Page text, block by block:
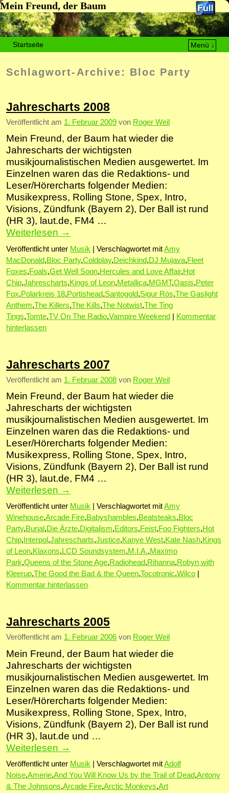
Mein Freund, der Baum
Startseite
Menü ↓
Schlagwort-Archive: Bloc Party
Jahrescharts 2008
Veröffentlicht am 1. Februar 2009 von Roger Weil
Mein Freund, der Baum hat wieder die
Jahrescharts der wichtigsten
musikjournalistischen Medien ausgewertet. Im
Einzelnen waren das die Redaktions- und
Leser/Hörercharts folgender Medien:
Musikexpress, Rolling Stone, Spex, Intro,
Visions, Zündfunk (Bayern 2), Der Ball ist rund
(HR 3), laut.de, FM4 …
Weiterlesen →
Veröffentlicht unter Musik Verschlagwortet mitAmy
MacDonald,Bloc Party,Coldplay,Deichkind,DJ Mujava,Fleet
Foxes,Foals,Get Well Soon,Hercules and Love Affair,Hot
Chip,Jahrescharts,Kings of Leon,Metallica,MGMT,Oasis,Peter
Fox,Polarkreis 18,Portishead,Santogold,Sigur Rós,The Gaslight
Anthem,The Killers,The Kills,The Notwist,The Ting
Tings,Tomte,TV On The Radio,Vampire Weekend
Kommentar
hinterlassen
Jahrescharts 2007
Veröffentlicht am 1. Februar 2008 von Roger Weil
Mein Freund, der Baum hat wieder die
Jahrescharts der wichtigsten
musikjournalistischen Medien ausgewertet. Im
Einzelnen waren das die Redaktions- und
Leser/Hörercharts folgender Medien:
Musikexpress, Rolling Stone, Spex, Intro,
Visions, Zündfunk (Bayern 2), Der Ball ist rund
(HR 3), laut.de, FM4 …
Weiterlesen →
Veröffentlicht unter Musik Verschlagwortet mitAmy
Winehouse,Arcade Fire,Babyshambles,Beatsteaks,Bloc
Party,Burial,Die Ärzte,Digitalism,Editors,Feist,Foo Fighters,Hot
Chip, Interpol ,Jahrescharts,Justice,Kanye West,Kate Nash,Kings
of Leon,Klaxons,LCD Soundsystem,M.I.A.,Maxïmo
Park,Queens of the Stone Age,Radiohead,Rihanna,Robyn with
Kleerup,The Good the Bad & the Queen,Tocotronic,Wilco
Kommentar hinterlassen
Jahrescharts 2005
Veröffentlicht am 1. Februar 2006 von Roger Weil
Mein Freund, der Baum hat wieder die
Jahrescharts der wichtigsten
musikjournalistischen Medien ausgewertet. Im
Einzelnen waren das die Redaktions- und
Leser/Hörercharts folgender Medien:
Musikexpress, Rolling Stone, Spex, Intro,
Visions, Zündfunk (Bayern 2), Der Ball ist rund
(HR 3), laut.de und …
Weiterlesen →
Veröffentlicht unter Musik Verschlagwortet mitAdolf
Noise,Amerie,And You Will Know Us by the Trail of Dead,Antony
& The Johnsons,Arcade Fire,Arctic Monkeys,Art